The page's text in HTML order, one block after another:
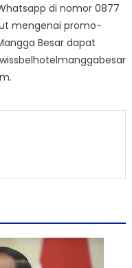
di nomor 0877
mengenai promo-
Besar dapat